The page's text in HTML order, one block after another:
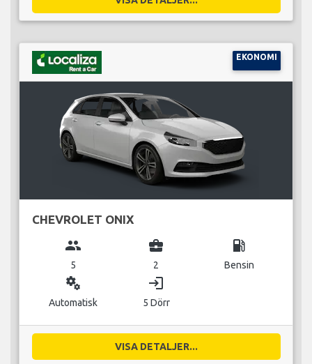
EKONOMI
CHEVROLET ONIX
group
5
business_center
2
local_gas_station
Bensin
miscellaneous_services
Automatisk
login
5 Dörr
VISA DETALJER...